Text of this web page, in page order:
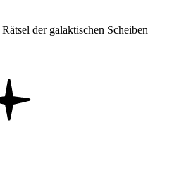
der galaktischen Scheiben